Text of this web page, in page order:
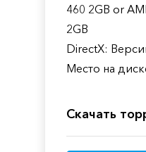
460 2GB or
2GB
DirectX:
Место на
Скачать